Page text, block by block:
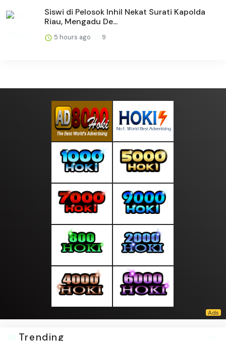
Siswi di Pelosok Inhil Nekat Surati Kapolda
Riau, Mengadu De...
5 hours ago 9
Trending